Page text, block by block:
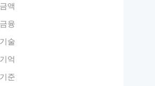
금액
금융
기술
기억
기준